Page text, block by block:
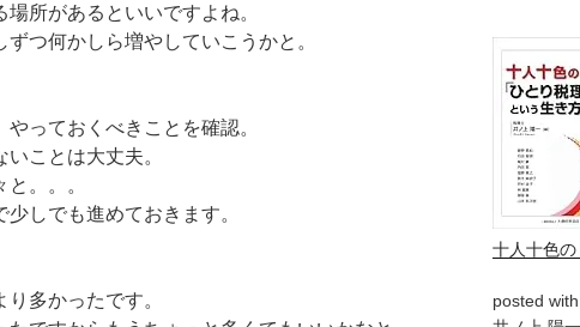
所があるといいですよね。
つ何かしら増やしていこうかと。
っておくべきことを確認。
ことは大丈夫。
。。。
しでも進めておきます。
多かったです。
十人十色
posted with